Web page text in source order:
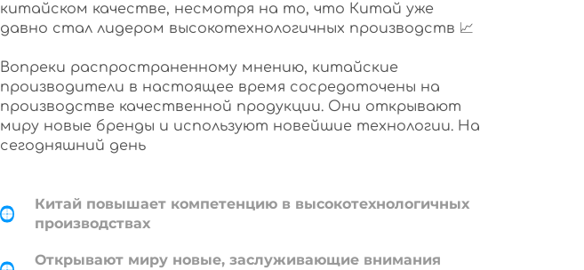
китайском качестве, несмотря на то, что Китай уже
давно стал лидером высокотехнологичных производств 📈
Вопреки распространенному мнению, китайские
производители в настоящее время сосредоточены на
производстве качественной продукции. Они открывают
миру новые бренды и используют новейшие технологии. На
сегодняшний день
Китай повышает компетенцию в высокотехнологичных
производствах
Открывают миру новые, заслуживающие внимания